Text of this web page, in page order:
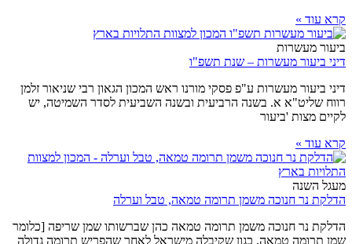
קרא עוד »
ביעור מעשרות
דיני ביעור מעשרות – שנת תשפ"ו
דיני ביעור מעשרות ע"פ פסקי מורנו ראש המכון הגאון רבי שניאור זלמן
רווח שליט"א א. בשנה הרביעית ובשנה השביעית לסדר השמיטה, יש
לקיים מצות 'ביעור
קרא עוד »
מעגל השנה
הדלקת נר חנוכה משמן תרומה טמאה, טבל וערלה
הדלקת נר חנוכה משמן תרומה טמאה כהן שברשותו שמן שריפה [כלומר
שמן תרומה טמאה, כגון שקיבלה מישראל לאחר שהפריש תרומה גדולה